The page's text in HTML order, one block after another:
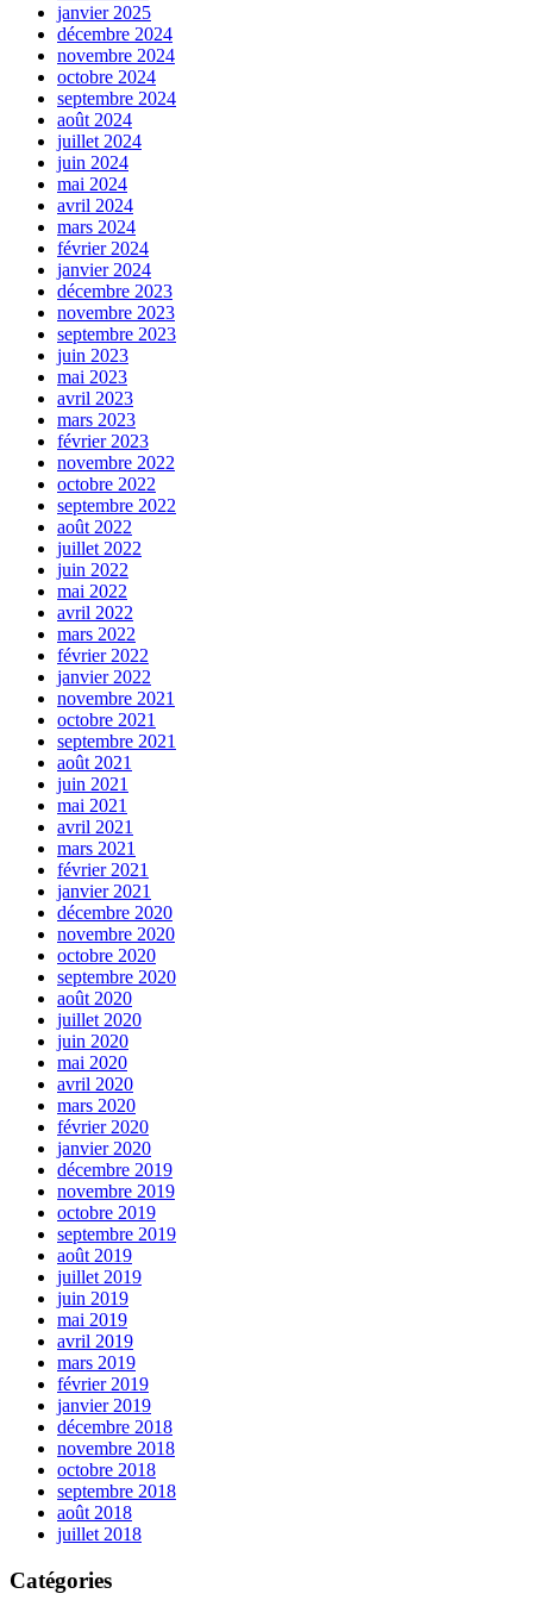
janvier 2025
décembre 2024
novembre 2024
octobre 2024
septembre 2024
août 2024
juillet 2024
juin 2024
mai 2024
avril 2024
mars 2024
février 2024
janvier 2024
décembre 2023
novembre 2023
septembre 2023
juin 2023
mai 2023
avril 2023
mars 2023
février 2023
novembre 2022
octobre 2022
septembre 2022
août 2022
juillet 2022
juin 2022
mai 2022
avril 2022
mars 2022
février 2022
janvier 2022
novembre 2021
octobre 2021
septembre 2021
août 2021
juin 2021
mai 2021
avril 2021
mars 2021
février 2021
janvier 2021
décembre 2020
novembre 2020
octobre 2020
septembre 2020
août 2020
juillet 2020
juin 2020
mai 2020
avril 2020
mars 2020
février 2020
janvier 2020
décembre 2019
novembre 2019
octobre 2019
septembre 2019
août 2019
juillet 2019
juin 2019
mai 2019
avril 2019
mars 2019
février 2019
janvier 2019
décembre 2018
novembre 2018
octobre 2018
septembre 2018
août 2018
juillet 2018
Catégories